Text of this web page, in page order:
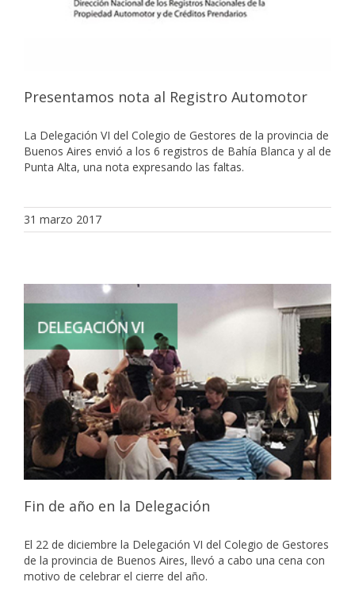
Presentamos nota al Registro Automotor
La Delegación VI del Colegio de Gestores de la provincia de
Buenos Aires envió a los 6 registros de Bahía Blanca y al de
Punta Alta, una nota expresando las faltas.
31 marzo 2017
Fin de año en la Delegación
El 22 de diciembre la Delegación VI del Colegio de Gestores
de la provincia de Buenos Aires, llevó a cabo una cena con
motivo de celebrar el cierre del año.